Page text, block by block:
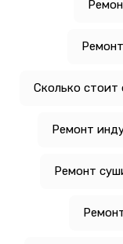
Сколько стоит
Ремонт
Ремонт